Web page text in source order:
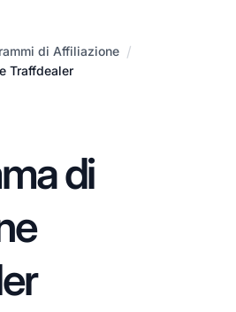
di Affiliazione /
Traffdealer
di